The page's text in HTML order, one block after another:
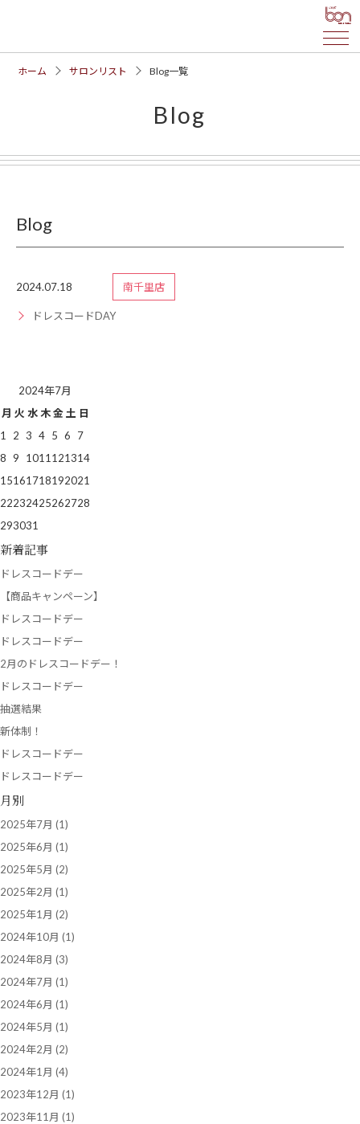
ホーム サロンリスト Blog一覧
Blog
Blog
2024.07.18 南千里店
ドレスコードDAY
2024年7月
月 火 水 木 金 土 日
1
2 3 4 5 6
7
8 9 1011 121314
15161718192021
22232425262728
293031
新着記事
ドレスコードデー
【商品キャンペーン】
ドレスコードデー
ドレスコードデー
2月のドレスコードデー！
ドレスコードデー
抽選結果
新体制！
ドレスコードデー
ドレスコードデー
月別
2025年7月 (1)
2025年6月 (1)
2025年5月 (2)
2025年2月 (1)
2025年1月 (2)
2024年10月 (1)
2024年8月 (3)
2024年7月 (1)
2024年6月 (1)
2024年5月 (1)
2024年2月 (2)
2024年1月 (4)
2023年12月 (1)
2023年11月 (1)